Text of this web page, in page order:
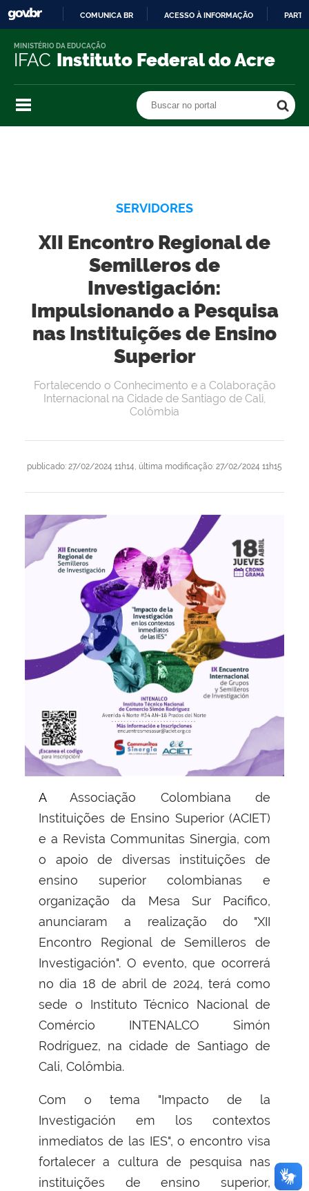
O
COMUNICA BR ACESSO À INFORMAÇÃO
IFAC Instituto Federal do Acre
MINISTÉRIO DA EDUCAÇÃO
Buscar no portal
SERVIDORES
XII Encontro Regional de
Semilleros de
Investigación:
Impulsionando a Pesquisa
nas Instituições de Ensino
Superior
publicado: 27/02/2024 11h14, última modificação: 27/02/2024 11h15
Fortalecendo o Conhecimento e a Colaboração
Internacional na Cidade de Santiago de Cali,
Colômbia
A Associação Colombiana de
Instituições de Ensino Superior (ACIET)
e a Revista Communitas Sinergia, com
o apoio de diversas instituições de
ensino superior colombianas e
organização da Mesa Sur Pacífico,
anunciaram a realização do "XII
Encontro Regional de Semilleros de
Investigación". O evento, que ocorrerá
no dia 18 de abril de 2024, terá como
sede o Instituto Técnico Nacional de
Comércio INTENALCO Simón
Rodríguez, na cidade de Santiago de
Cali, Colômbia.
Com o tema "Impacto de la
Investigación em los contextos
inmediatos de las IES", o encontro visa
fortalecer a cultura de pesquisa nas
instituições de ensino superior,